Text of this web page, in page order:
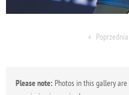
Poprzednia
Please note: Photos in this gallery